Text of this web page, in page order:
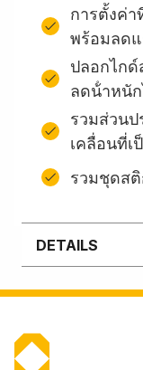
การตั้งค่
พร้อมลด
ปลอกไกด์
ลดน้ําหนั
รวมส่วนป
เคลื่อนที่เ
รวมชุดสติ
DETAILS